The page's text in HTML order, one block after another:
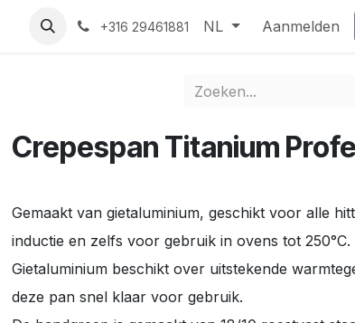
Contact +316 29461881 NL Aanmelden
Crepespan Titanium
Gemaakt van gietaluminium, geschikt voor alle
inductie en zelfs voor gebruik in ovens tot 250°C.
Gietaluminium beschikt over uitstekende
deze pan snel klaar voor gebruik.